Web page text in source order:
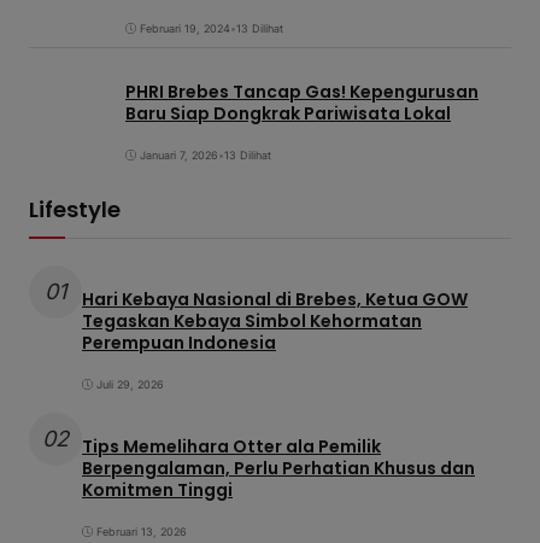
Februari 19, 2024•13 Dilihat
PHRI Brebes Tancap Gas! Kepengurusan
Baru Siap Dongkrak Pariwisata Lokal
Januari 7, 2026•13 Dilihat
Lifestyle
01
Hari Kebaya Nasional di Brebes, Ketua GOW
Tegaskan Kebaya Simbol Kehormatan
Perempuan Indonesia
Juli 29, 2026
02 Tips Memelihara Otter ala Pemilik
Berpengalaman, Perlu Perhatian Khusus dan
Komitmen Tinggi
Februari 13, 2026